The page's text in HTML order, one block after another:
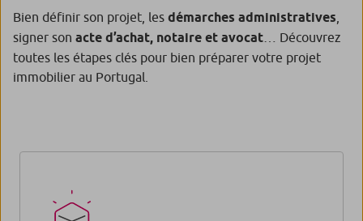
Bien définir son projet, les démarches administratives
signer son acte d’achat, notaire et avocat … Découvrez
toutes les étapes clés pour bien préparer votre projet
immobilier au Portugal.